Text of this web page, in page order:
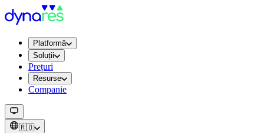
Platformă
Soluții
Prețuri
Resurse
Companie
🇷🇴